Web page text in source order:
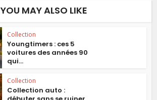
YOU MAY ALSO LIKE
Collection
Youngtimers : ces 5
voitures des années 90
qui...
Collection
Collection auto :